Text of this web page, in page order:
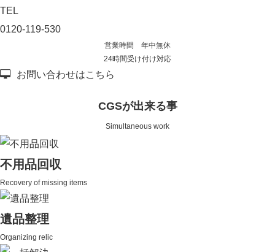
TEL
0120-119-530
営業時間 年中無休
24時間受け付け対応
お問い合わせはこちら
CGSが出来る事
Simultaneous work
不用品回収
Recovery of missing items
遺品整理
Organizing relic